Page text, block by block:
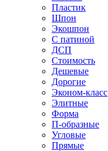
Пластик
Шпон
Экошпон
С патиной
ДСП
Стоимость
Дешевые
Дорогие
Эконом-класс
Элитные
Форма
П-образные
Угловые
Прямые